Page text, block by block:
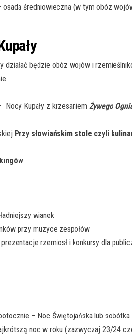
średniowieczna (w tym obóz
będzie obóz wojów i
Nocy Kupały z krzesaniem Żywego
Przy słowiańskim stole czyli
wianek
przy muzyce zespołów
rzemiosł i konkursy dla
– Noc Świętojańska lub sobótka
noc w roku (zazwyczaj 23/24